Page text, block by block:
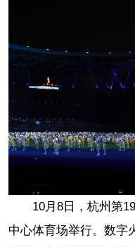
10月8日，杭州第
中心体育场举行。数字